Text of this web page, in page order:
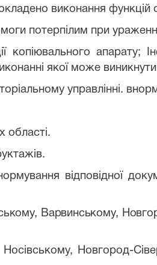
виконання функцій
потерпілим при
копіювального апарату;
якої може
управлінні.
області.
відповідної
Варвинському,
Новгород-